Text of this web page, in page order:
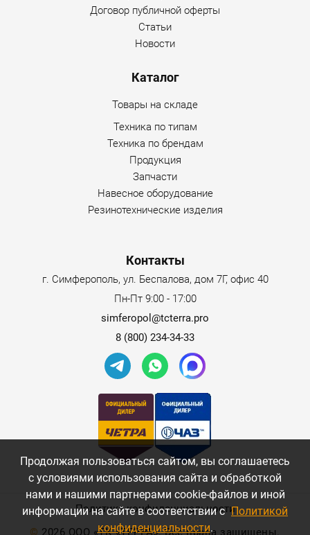
Договор публичной оферты
Статьи
Новости
Каталог
Товары на складе
Техника по типам
Техника по брендам
Продукция
Запчасти
Навесное оборудование
Резинотехнические изделия
Контакты
г. Симферополь, ул. Беспалова, дом 7Г, офис 40
Пн-Пт 9:00 - 17:00
simferopol@tcterra.pro
8 (800) 234-34-33
© 2026 ООО «ТК «ТЕРРА». Все права защищены.
Политика конфиденциальности
Продолжая пользоваться сайтом, вы соглашаетесь
с условиями использования сайта и обработкой
нами и нашими партнерами cookie-файлов и иной
информации на сайте в соответствии с Политикой
конфиденциальности.